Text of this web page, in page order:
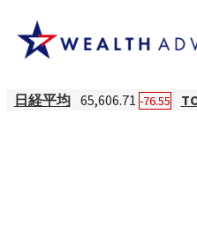
日経平均 65,606.71 -76.55